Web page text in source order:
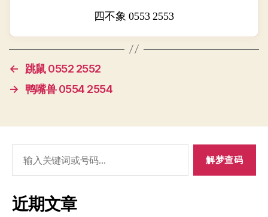
四不象 0553 2553
←
跳鼠 0552 2552
→ 鸭嘴兽 0554 2554
索：
近期文章